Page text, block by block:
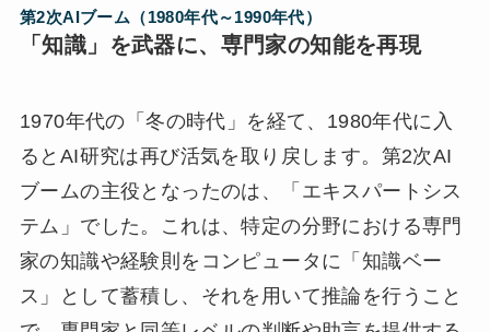
第2次AIブーム（1980年代～1990年代）
「知識」を武器に、専門家の知能を再現
1970年代の「冬の時代」を経て、1980年代に入
るとAI研究は再び活気を取り戻します。第2次AI
ブームの主役となったのは、「エキスパートシス
テム」でした。これは、特定の分野における専門
家の知識や経験則をコンピュータに「知識ベー
ス」として蓄積し、それを用いて推論を行うこと